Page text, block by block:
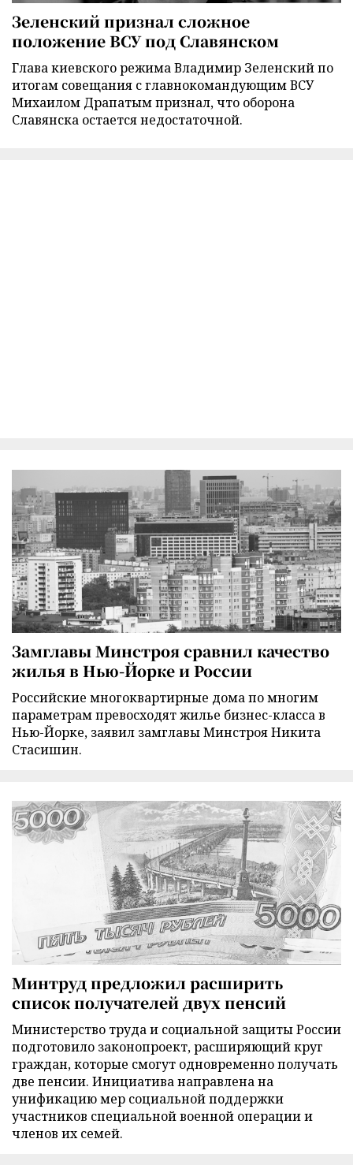
Зеленский признал сложное
положение ВСУ под Славянском
Глава киевского режима Владимир Зеленский по
итогам совещания с главнокомандующим ВСУ
Михаилом Драпатым признал, что оборона
Славянска остается недостаточной.
Замглавы Минстроя сравнил качество
жилья в Нью-Йорке и России
Российские многоквартирные дома по многим
параметрам превосходят жилье бизнес-класса в
Нью-Йорке, заявил замглавы Минстроя Никита
Стасишин.
Минтруд предложил расширить
список получателей двух пенсий
Министерство труда и социальной защиты России
подготовило законопроект, расширяющий круг
граждан, которые смогут одновременно получать
две пенсии. Инициатива направлена на
унификацию мер социальной поддержки
участников специальной военной операции и
членов их семей.